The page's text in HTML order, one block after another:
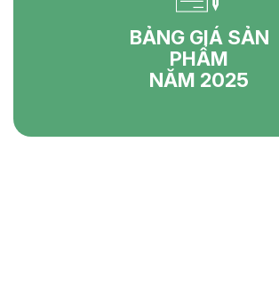
BẢNG GIÁ SẢN
PHẨM
NĂM 2025